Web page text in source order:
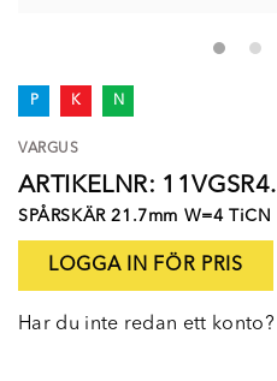
P K N
VARGUS
ARTIKELNR:
SPÅRSKÄR 21.7mm W=4 TiCN
LOGGA IN FÖR PRIS
Har du inte redan ett